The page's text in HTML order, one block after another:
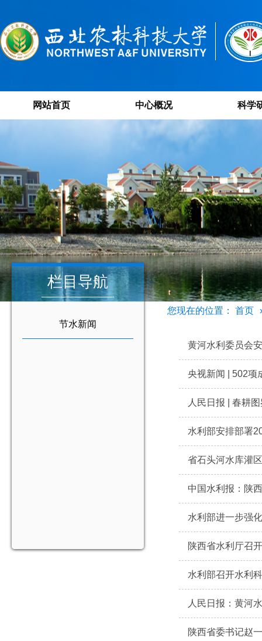
网站首页 中心概况 科学
栏目导航
节水新闻
您现在的位置： 首页
黄河水利委员会
央视新闻 | 502项
人民日报 | 春耕
水利部安排部署
省石头河水库灌
中国水利报：陕
水利部进一步强
陕西省水利厅召
水利部召开水利
人民日报：黄河
陕西省委书记赵